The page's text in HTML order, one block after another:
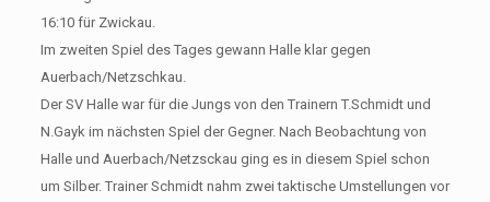
16:10 für Zwickau.
Im zweiten Spiel des Tages gewann Halle klar gegen
Auerbach/Netzschkau.
Der SV Halle war für die Jungs von den Trainern T.Schmidt und
N.Gayk im nächsten Spiel der Gegner. Nach Beobachtung von
Halle und Auerbach/Netzsckau ging es in diesem Spiel schon
um Silber. Trainer Schmidt nahm zwei taktische Umstellungen vor